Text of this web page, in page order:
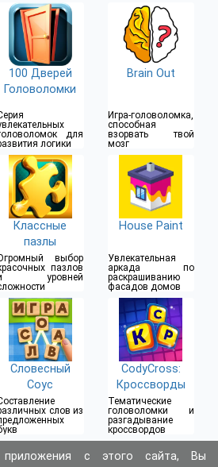
100 Дверей
Головоломки
для
логики
Brain Out
Игра-головоломка,
способная
взорвать твой
мозг
Классные
пазлы
выбор
пазлов
уровней
House Paint
Увлекательная
аркада по
раскрашиванию
фасадов домов
Словесный
Соус
слов из
CodyCross:
Кроссворды
Тематические
головоломки и
разгадывание
кроссвордов
приложения с этого сайта, Вы